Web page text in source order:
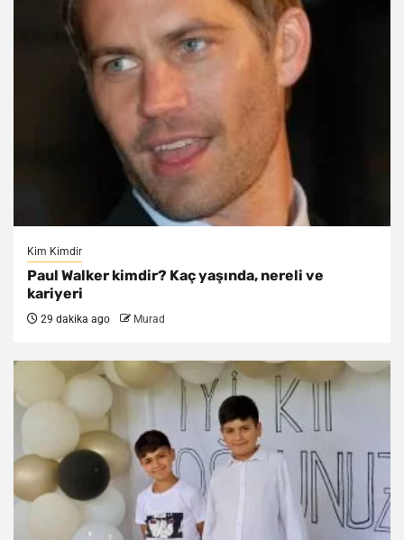
Kim Kimdir
Paul Walker kimdir? Kaç yaşında, nereli ve
kariyeri
29 dakika ago Murad